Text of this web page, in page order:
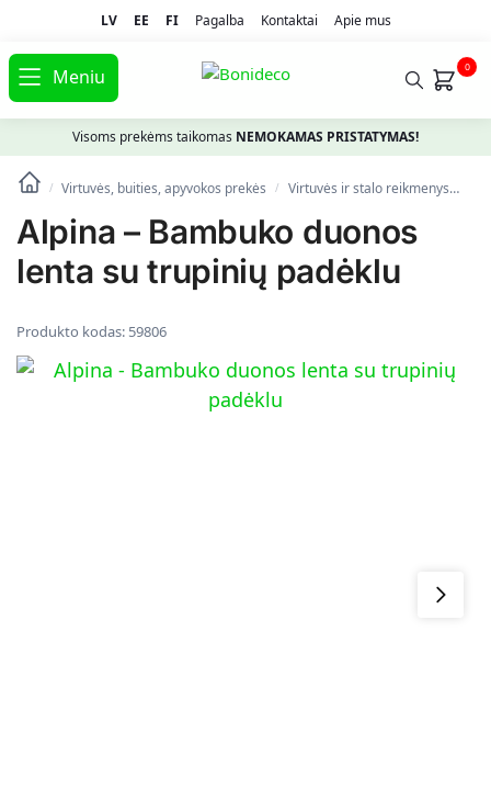
LV EE FI Pagalba Kontaktai Apie mus
Meniu 0
Visoms prekėms taikomas NEMOKAMAS PRISTATYMAS!
/ Virtuvės, buities, apyvokos prekės / Virtuvės ir stalo reikmenys
Alpina – Bambuko duonos
lenta su trupinių padėklu
Produkto kodas: 59806